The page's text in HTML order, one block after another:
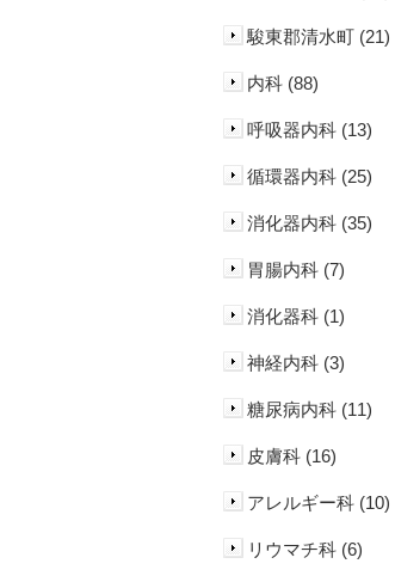
駿東郡清水町 (21)
内科 (88)
呼吸器内科 (13)
循環器内科 (25)
消化器内科 (35)
胃腸内科 (7)
消化器科 (1)
神経内科 (3)
糖尿病内科 (11)
皮膚科 (16)
アレルギー科 (10)
リウマチ科 (6)